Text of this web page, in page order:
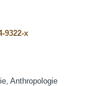
9322-x
Anthropologie